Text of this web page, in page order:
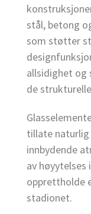
stål, betong
som støtter
allsidighet og
de
tillate naturlig
innbydende
av
opprettholde
stadionet.